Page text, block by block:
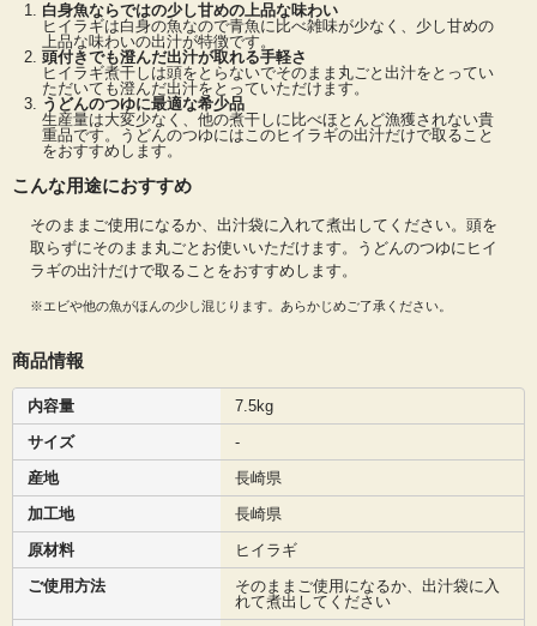
通常煮干しと言われるとカタクチイワシの煮干しですが、ヒイラギ煮干しは白身
の魚ですので少し甘めの上品なだしで美味しい煮干しです。ヒイラギ煮干しは頭
をとらないでそのまま丸ごと出汁をとっていただいても澄んだ出汁をとっていた
だけます。ヒイラギ煮干しはほとんど生産されないかなり珍しい煮干しですが、
抜群に美味しい出汁が取れます。うどんのつゆにはこのヒイラギの出汁だけで取
ることをおすすめします。珍しいヒイラギ煮干しをぜひ一度お試しください。
白身魚ならではの少し甘めの上品な味わい
ヒイラギは白身の魚なので青魚に比べ雑味が少なく、少し甘めの
上品な味わいの出汁が特徴です。
頭付きでも澄んだ出汁が取れる手軽さ
ヒイラギ煮干しは頭をとらないでそのまま丸ごと出汁をとってい
ただいても澄んだ出汁をとっていただけます。
うどんのつゆに最適な希少品
生産量は大変少なく、他の煮干しに比べほとんど漁獲されない貴
重品です。うどんのつゆにはこのヒイラギの出汁だけで取ること
をおすすめします。
こんな用途におすすめ
そのままご使用になるか、出汁袋に入れて煮出してください。頭を
取らずにそのまま丸ごとお使いいただけます。うどんのつゆにヒイ
ラギの出汁だけで取ることをおすすめします。
※エビや他の魚がほんの少し混じります。あらかじめご了承ください。
商品情報
内容量
7.5kg
サイズ
-
産地
長崎県
加工地
長崎県
原材料
ヒイラギ
ご使用方法
そのままご使用になるか、出汁袋に入
れて煮出してください